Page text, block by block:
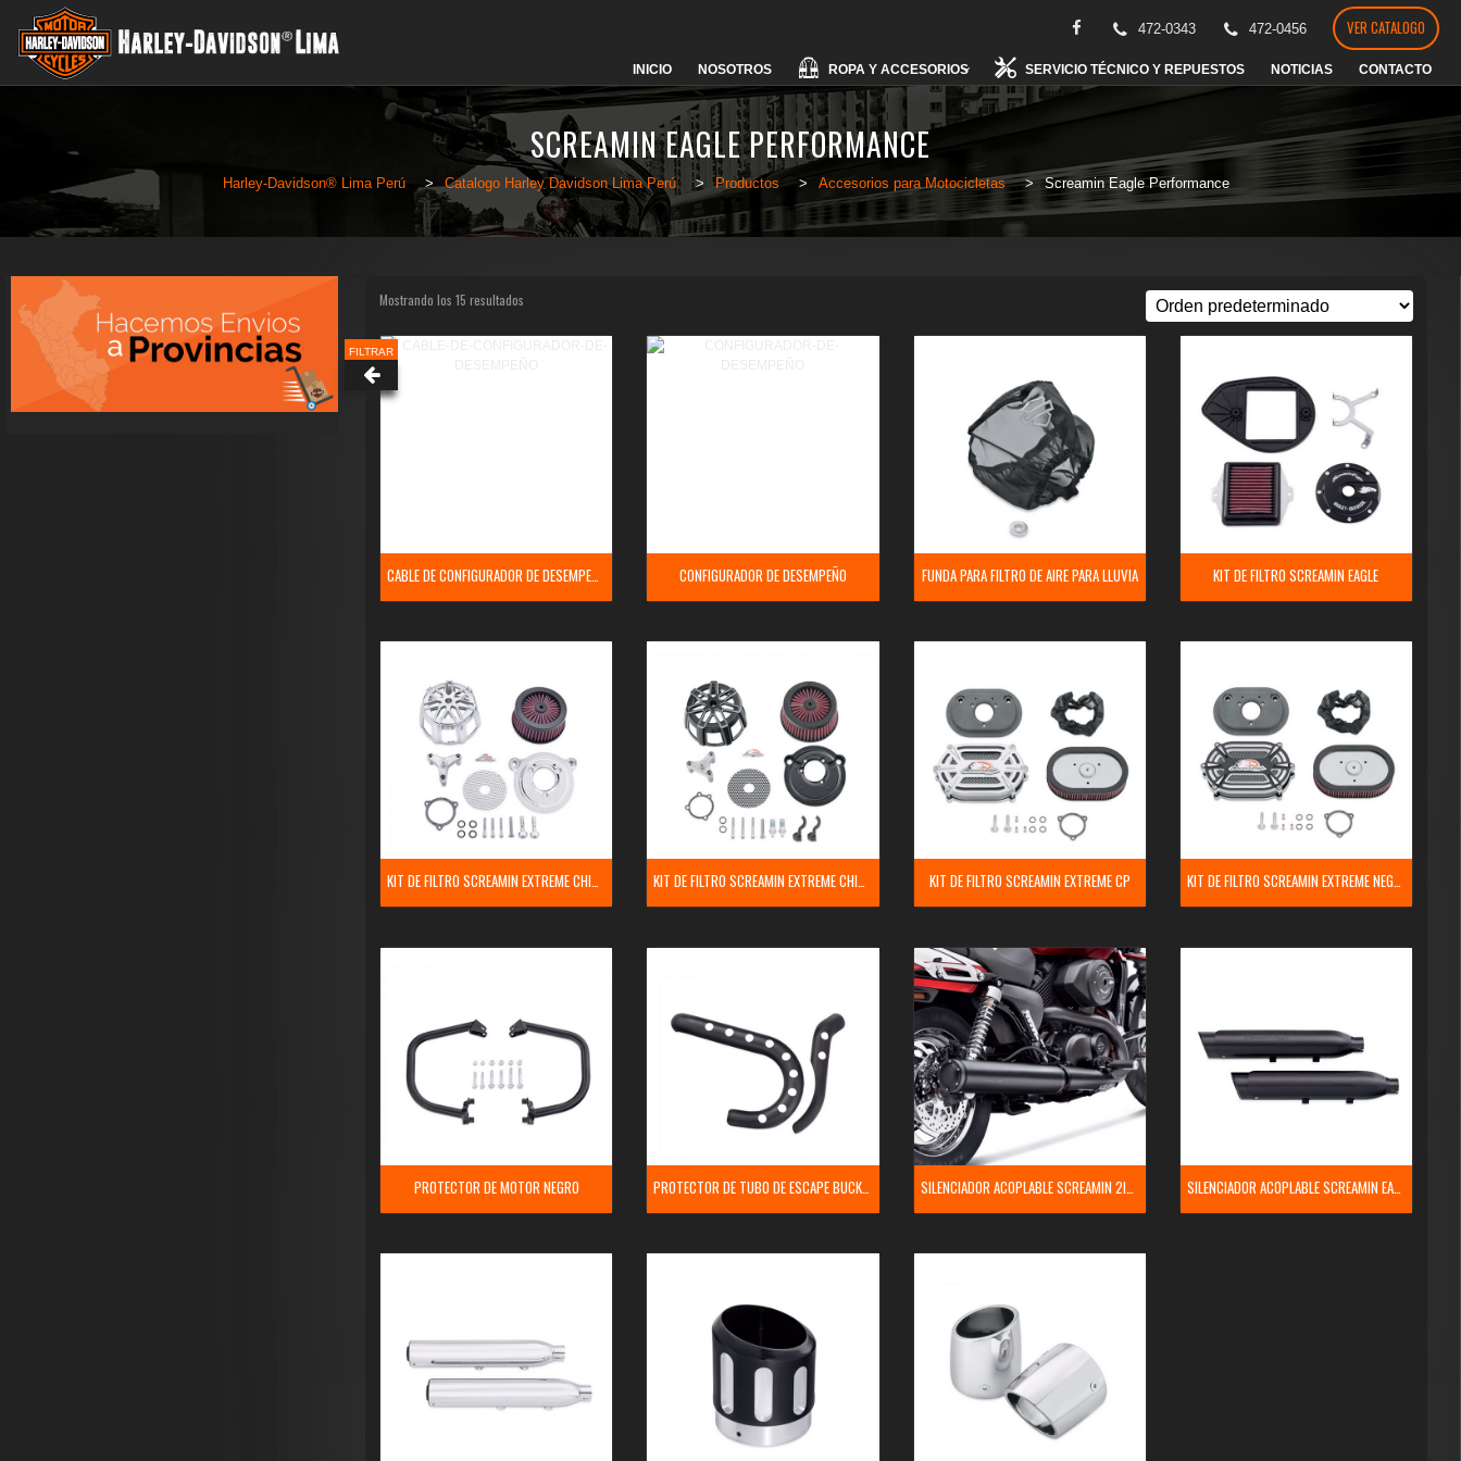
472-0343 472-0456 VER CATALOGO
Skip
to
content
INICIO NOSOTROS ROPA Y ACCESORIOS SERVICIO TÉCNICO Y REPUESTOS NOTICIAS CONTACTO
SCREAMIN EAGLE PERFORMANCE
Harley-Davidson® Lima Perú > Catalogo Harley Davidson Lima Perú > Productos > Accesorios para Motocicletas > Screamin Eagle Performance
FILTRAR
Mostrando los 15 resultados
CONFIGURADOR DE DESEMPEÑO FUNDA PARA FILTRO DE AIRE PARA LLUVIA KIT DE FILTRO SCREAMIN EAGLE
KIT DE FILTRO SCREAMIN EXTREME CHISEL CP KIT DE FILTRO SCREAMIN EXTREME CHISEL NEGRO KIT DE FILTRO SCREAMIN EXTREME CP KIT DE FILTRO SCREAMIN EXTREME NEGRO
PROTECTOR DE MOTOR NEGRO SILENCIADOR ACOPLABLE SCREAMIN 2INTO1 SILENCIADOR ACOPLABLE SCREAMIN EAGLE